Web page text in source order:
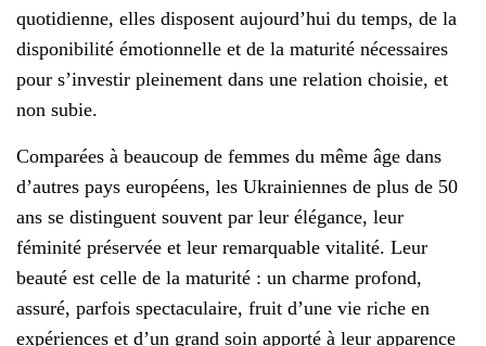
quotidienne, elles disposent aujourd’hui du temps, de la
disponibilité émotionnelle et de la maturité nécessaires
pour s’investir pleinement dans une relation choisie, et
non subie.
Comparées à beaucoup de femmes du même âge dans
d’autres pays européens, les Ukrainiennes de plus de 50
ans se distinguent souvent par leur élégance, leur
féminité préservée et leur remarquable vitalité. Leur
beauté est celle de la maturité : un charme profond,
assuré, parfois spectaculaire, fruit d’une vie riche en
expériences et d’un grand soin apporté à leur apparence